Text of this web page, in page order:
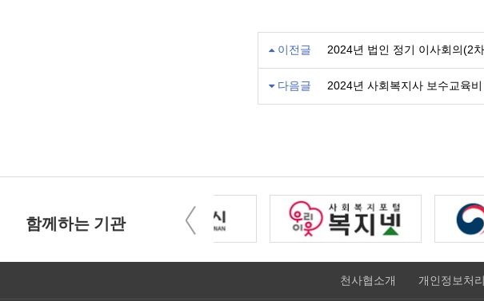
이전글 2024년 법인 정기 이사회의(2
다음글 2024년 사회복지사 보수교육
함께하는 기관
천사협소개 개인정보처